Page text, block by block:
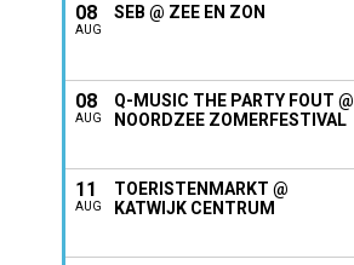
08
AUG
SEB @ ZEE EN ZON
08
AUG
Q-MUSIC THE PARTY FOUT @
NOORDZEE ZOMERFESTIVAL
11
AUG
TOERISTENMARKT @
KATWIJK CENTRUM